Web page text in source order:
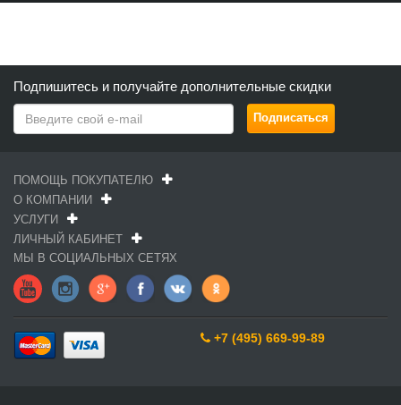
Подпишитесь и получайте дополнительные скидки
ПОМОЩЬ ПОКУПАТЕЛЮ
О КОМПАНИИ
УСЛУГИ
ЛИЧНЫЙ КАБИНЕТ
МЫ В СОЦИАЛЬНЫХ СЕТЯХ
+7 (495) 669-99-89